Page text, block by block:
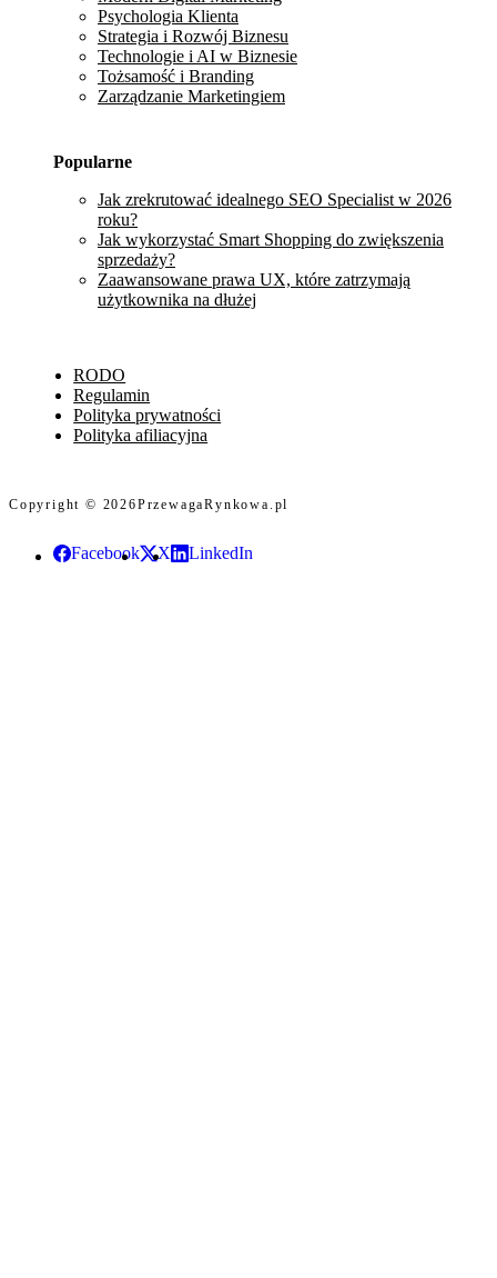
Psychologia Klienta
Strategia i Rozwój Biznesu
Technologie i AI w Biznesie
Tożsamość i Branding
Zarządzanie Marketingiem
Popularne
Jak zrekrutować idealnego SEO Specialist w 2026
roku?
Jak wykorzystać Smart Shopping do zwiększenia
sprzedaży?
Zaawansowane prawa UX, które zatrzymają
użytkownika na dłużej
RODO
Regulamin
Polityka prywatności
Polityka afiliacyjna
Copyright © 2026PrzewagaRynkowa.pl
Facebook X LinkedIn